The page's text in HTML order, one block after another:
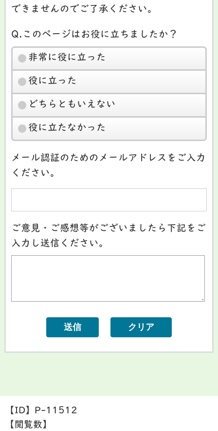
できませんのでご了承ください。
Q.このページはお役に立ちましたか？
非常に役に立った
役に立った
どちらともいえない
役に立たなかった
メール認証のためのメールアドレスをご入力
ください。
ご意見・ご感想等がございましたら下記をご
入力し送信ください。
【ID】 P-11512
【閲覧数】